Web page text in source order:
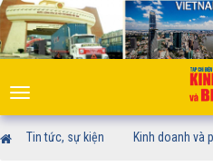
Toggle
navigation
Tin tức, sự kiện Kinh doanh và